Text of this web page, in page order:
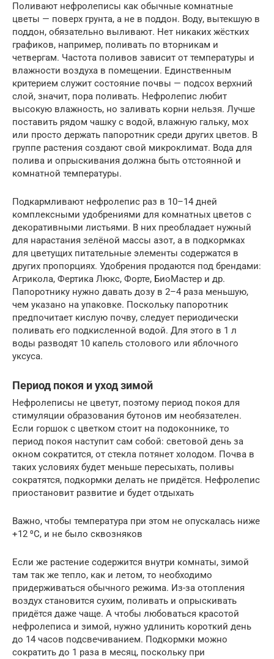
Поливают нефролеписы как обычные комнатные
цветы — поверх грунта, а не в поддон. Воду, вытекшую в
поддон, обязательно выливают. Нет никаких жёстких
графиков, например, поливать по вторникам и
четвергам. Частота поливов зависит от температуры и
влажности воздуха в помещении. Единственным
критерием служит состояние почвы — подсох верхний
слой, значит, пора поливать. Нефролепис любит
высокую влажность, но заливать корни нельзя. Лучше
поставить рядом чашку с водой, влажную гальку, мох
или просто держать папоротник среди других цветов. В
группе растения создают свой микроклимат. Вода для
полива и опрыскивания должна быть отстоянной и
комнатной температуры.
Подкармливают нефролепис раз в 10–14 дней
комплексными удобрениями для комнатных цветов с
декоративными листьями. В них преобладает нужный
для нарастания зелёной массы азот, а в подкормках
для цветущих питательные элементы содержатся в
других пропорциях. Удобрения продаются под брендами:
Агрикола, Фертика Люкс, Форте, БиоМастер и др.
Папоротнику нужно давать дозу в 2–4 раза меньшую,
чем указано на упаковке. Поскольку папоротник
предпочитает кислую почву, следует периодически
поливать его подкисленной водой. Для этого в 1 л
воды разводят 10 капель столового или яблочного
уксуса.
Период покоя и уход зимой
Нефролеписы не цветут, поэтому период покоя для
стимуляции образования бутонов им необязателен.
Если горшок с цветком стоит на подоконнике, то
период покоя наступит сам собой: световой день за
окном сократится, от стекла потянет холодом. Почва в
таких условиях будет меньше пересыхать, поливы
сократятся, подкормки делать не придётся. Нефролепис
приостановит развитие и будет отдыхать
Важно, чтобы температура при этом не опускалась ниже
+12 ⁰C, и не было сквозняков
Если же растение содержится внутри комнаты, зимой
там так же тепло, как и летом, то необходимо
придерживаться обычного режима. Из-за отопления
воздух становится сухим, поливать и опрыскивать
придётся даже чаще. А чтобы любоваться красотой
нефролеписа и зимой, нужно удлинить короткий день
до 14 часов подсвечиванием. Подкормки можно
сократить до 1 раза в месяц, поскольку при